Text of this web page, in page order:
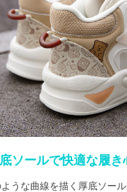
ソールで快適な履き
うな曲線を描く厚底ソー